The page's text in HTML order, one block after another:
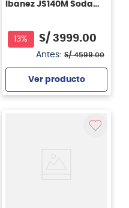
Ibanez JS140M Soda
13% S/ 3999.00
Antes: S/ 4599.00
Ver producto